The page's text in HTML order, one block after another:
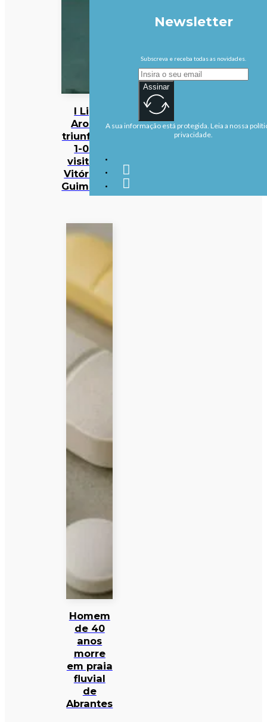
I Liga:
Arouca
triunfa por
1-0 na
visita ao
Vitória de
Guimarães
Homem
de 40
anos
morre
em praia
fluvial
de
Abrantes
Newsletter
Subscreva e receba todas as novidades.
Assinar
A sua informação está protegida. Leia a nossa
privacidade.